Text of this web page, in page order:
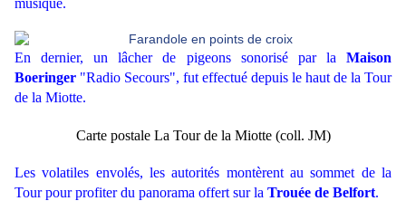
En dernier, un lâcher de pigeons sonorisé par la Maison
Boeringer "Radio Secours", fut effectué depuis le haut de la Tour
de la Miotte.
Carte postale La Tour de la Miotte (coll. JM)
Les volatiles envolés, les autorités montèrent au sommet de la
Tour pour profiter du panorama offert sur la Trouée de Belfort.